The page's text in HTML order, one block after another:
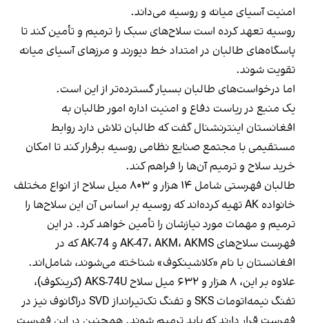
امنیت آسیای میانه و روسیه می‌داند.
روسیه تعهد کرده است سلاح‌های سبک را ترمیم و تأمین کند تا
پاسگاه‌های طالبان در امتداد خط دیورند و مرزهای آسیای میانه
تقویت شوند.
اما درخواست‌های طالبان بسیار گسترده‌تر از این است.
یک منبع در ریاست دفاع و امنیت اداره امور طالبان به
افغانستان اینترنشنال گفت که طالبان تلاش دارد روابط
مستقیمی با مجتمع صنایع نظامی روسیه برقرار کند تا امکان
خرید سلاح و ترمیم آن‌ها را فراهم کند.
طالبان فهرستی شامل ۱۴ هزار و ۸۰۳ میل سلاح از انواع مختلف
خانواده AK تهیه کرده‌اند که روسیه بر اساس آن این سلاح‌ها را
ترمیم و مهمات مورد نیازشان را تأمین خواهد کرد. در این
فهرست سلاح‌های AK-47، AKM، AKMS و AK-74 که در
افغانستان با نام «کلاشینکوف» شناخته می‌شوند، شامل‌اند.
علاوه بر این، ۸ هزار و ۶۳۲ میل سلاح AKS-74U (کرینکوف)،
تفنگ نیمه‌اتومات SKS و تفنگ تک‌تیرانداز SVD دراگانوف نیز در